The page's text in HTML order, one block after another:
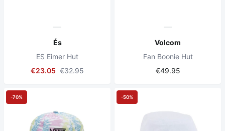
És
ES Eimer Hut
€23.05 €32.95
Volcom
Fan Boonie Hut
€49.95
-70% -50%